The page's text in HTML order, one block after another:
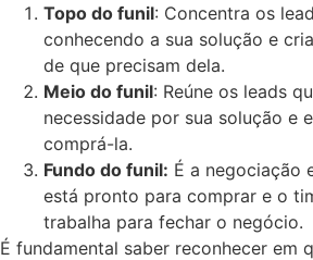
Topo do funil: Concentra os
conhecendo a sua solução e
de que precisam dela.
Meio do funil: Reúne os leads
necessidade por sua solução e
comprá-la.
Fundo do funil: É a negociação
está pronto para comprar e o
trabalha para fechar o negócio.
É fundamental saber reconhecer em